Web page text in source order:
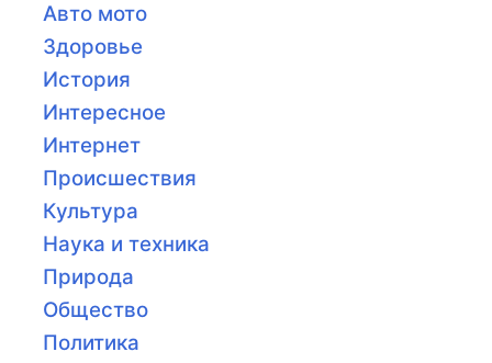
Авто мото
Здоровье
История
Интересное
Интернет
Происшествия
Культура
Наука и техника
Природа
Общество
Политика